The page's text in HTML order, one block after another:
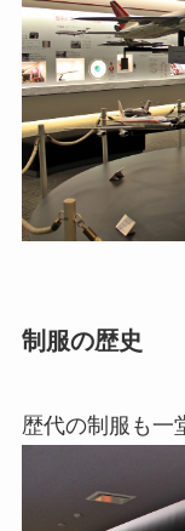
制服の歴史
歴代の制服も一